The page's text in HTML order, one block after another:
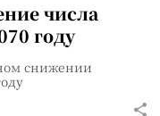
числа
году
снижении